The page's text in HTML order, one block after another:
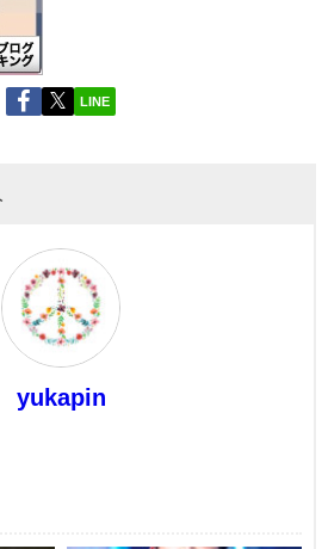
LINE
yukapin